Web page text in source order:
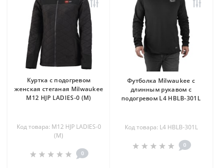
Куртка с подогревом
женская стеганая Milwaukee
M12 HJP LADIES-0 (M)
Код товара: M12 HJP LADIES-0
(M)
0
Футболка Milwaukee с
длинным рукавом с
подогревом L4 HBLB-301L
Код товара: L4 HBLB-301L
0